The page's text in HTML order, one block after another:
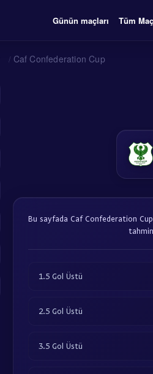
Günün maçları Tüm
/ Caf Confederation Cup
Bu sayfada Caf Confederation
1.5 Gol Üstü
2.5 Gol Üstü
3.5 Gol Üstü